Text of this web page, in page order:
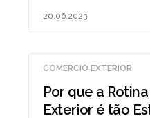
20.06.2023
COMÉRCIO EXTERIOR
Por que a
Exterior é tão